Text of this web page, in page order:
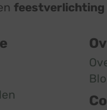
feestverlichting